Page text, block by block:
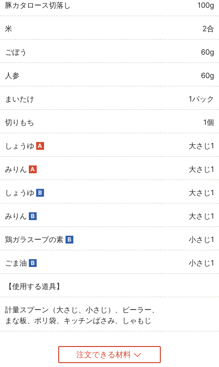
豚カタロース切落し
100g
米 2合
ごぼう 60g
人参 60g
まいたけ 1パック
切りもち 1個
しょうゆ A 大さじ1
みりん A 大さじ1
しょうゆ B 大さじ1
みりん B 大さじ1
鶏ガラスープの素 B 小さじ1
ごま油 B 小さじ1
【使用する道具】
計量スプーン（大さじ、小さじ）、ピーラー、
まな板、ポリ袋、キッチンばさみ、しゃもじ
注文できる材料